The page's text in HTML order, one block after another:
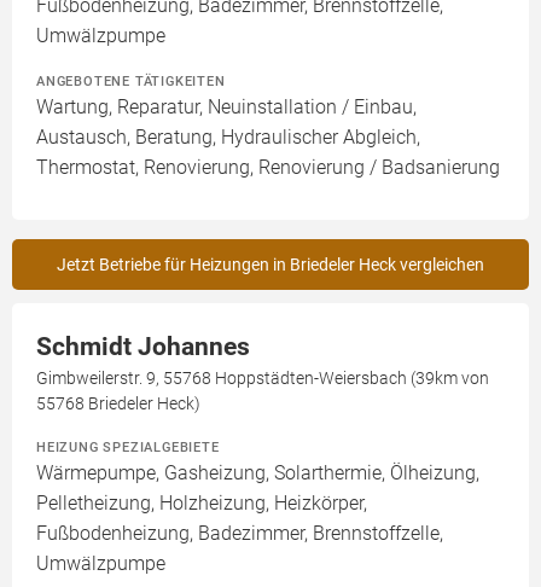
Fußbodenheizung, Badezimmer, Brennstoffzelle,
Umwälzpumpe
ANGEBOTENE TÄTIGKEITEN
Wartung, Reparatur, Neuinstallation / Einbau,
Austausch, Beratung, Hydraulischer Abgleich,
Thermostat, Renovierung, Renovierung / Badsanierung
Jetzt Betriebe für Heizungen in Briedeler Heck vergleichen
Schmidt Johannes
Gimbweilerstr. 9, 55768 Hoppstädten-Weiersbach (39km von
55768 Briedeler Heck)
HEIZUNG SPEZIALGEBIETE
Wärmepumpe, Gasheizung, Solarthermie, Ölheizung,
Pelletheizung, Holzheizung, Heizkörper,
Fußbodenheizung, Badezimmer, Brennstoffzelle,
Umwälzpumpe